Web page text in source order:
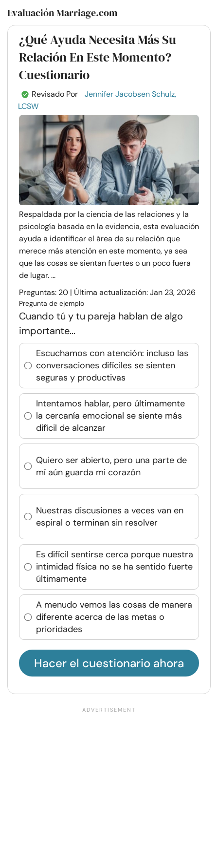
Evaluación Marriage.com
¿Qué Ayuda Necesita Más Su
Relación En Este Momento?
Cuestionario
Revisado Por
Jennifer Jacobsen Schulz,
LCSW
Respaldada por la ciencia de las relaciones y la
psicología basada en la evidencia, esta evaluación
ayuda a identificar el área de su relación que
merece más atención en este momento, ya sea
que las cosas se sientan fuertes o un poco fuera
de lugar. ...
Preguntas: 20 | Última actualización: Jan 23, 2026
Pregunta de ejemplo
Cuando tú y tu pareja hablan de algo
importante...
Escuchamos con atención: incluso las
conversaciones difíciles se sienten
seguras y productivas
Intentamos hablar, pero últimamente
la cercanía emocional se siente más
difícil de alcanzar
Quiero ser abierto, pero una parte de
mí aún guarda mi corazón
Nuestras discusiones a veces van en
espiral o terminan sin resolver
Es difícil sentirse cerca porque nuestra
intimidad física no se ha sentido fuerte
últimamente
A menudo vemos las cosas de manera
diferente acerca de las metas o
prioridades
Hacer el cuestionario ahora